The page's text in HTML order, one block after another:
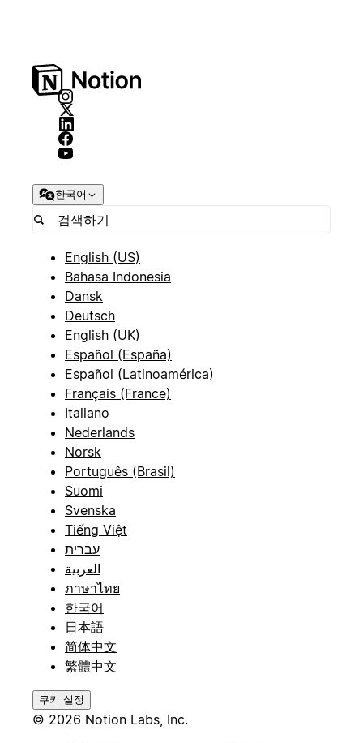
한국어
English (US)
Bahasa Indonesia
Dansk
Deutsch
English (UK)
Español (España)
Español (Latinoamérica)
Français (France)
Italiano
Nederlands
Norsk
Português (Brasil)
Suomi
Svenska
Tiếng Việt
עברית
العربية
ภาษาไทย
한국어
日本語
简体中文
繁體中文
쿠키 설정
© 2026 Notion Labs, Inc.